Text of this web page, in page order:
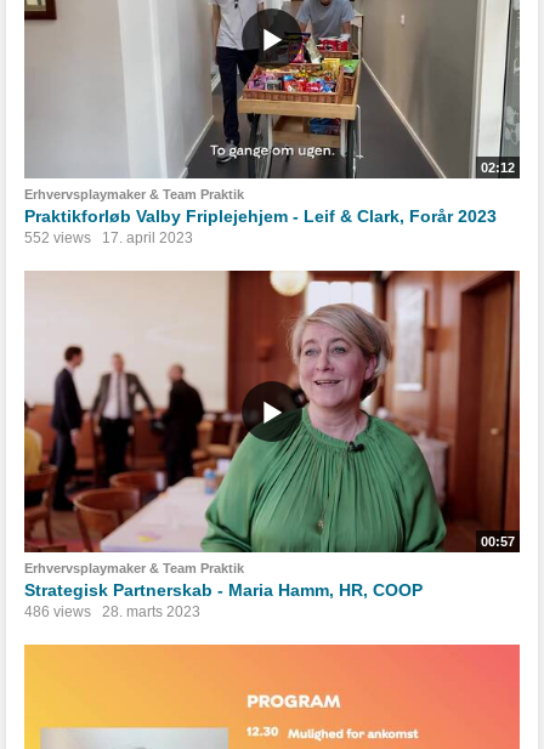
02:12
Erhvervsplaymaker & Team Praktik
Praktikforløb Valby Friplejehjem - Leif & Clark, Forår 2023
552 views 17. april 2023
00:57
Erhvervsplaymaker & Team Praktik
Strategisk Partnerskab - Maria Hamm, HR, COOP
486 views 28. marts 2023